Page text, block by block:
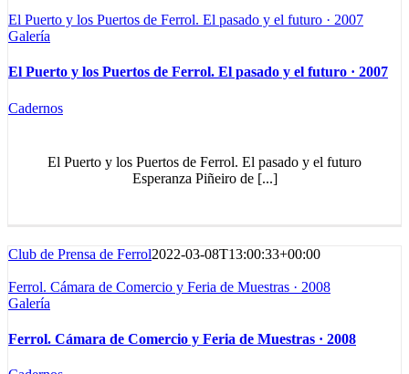
El Puerto y los Puertos de Ferrol. El pasado y el futuro · 2007
Galería
El Puerto y los Puertos de Ferrol. El pasado y el futuro · 2007
Cadernos
El Puerto y los Puertos de Ferrol. El pasado y el futuro
Esperanza Piñeiro de [...]
Club de Prensa de Ferrol2022-03-08T13:00:33+00:00
Ferrol. Cámara de Comercio y Feria de Muestras · 2008
Galería
Ferrol. Cámara de Comercio y Feria de Muestras · 2008